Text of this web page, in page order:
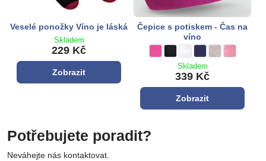
Veselé ponožky Víno je láská
Skladem
229 Kč
Zobrazit
Čepice s potiskem - Čas na
víno
Skladem
339 Kč
Zobrazit
Potřebujete poradit?
Neváhejte nás kontaktovat.